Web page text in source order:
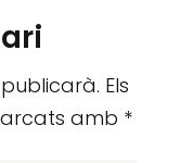
Els
amb *